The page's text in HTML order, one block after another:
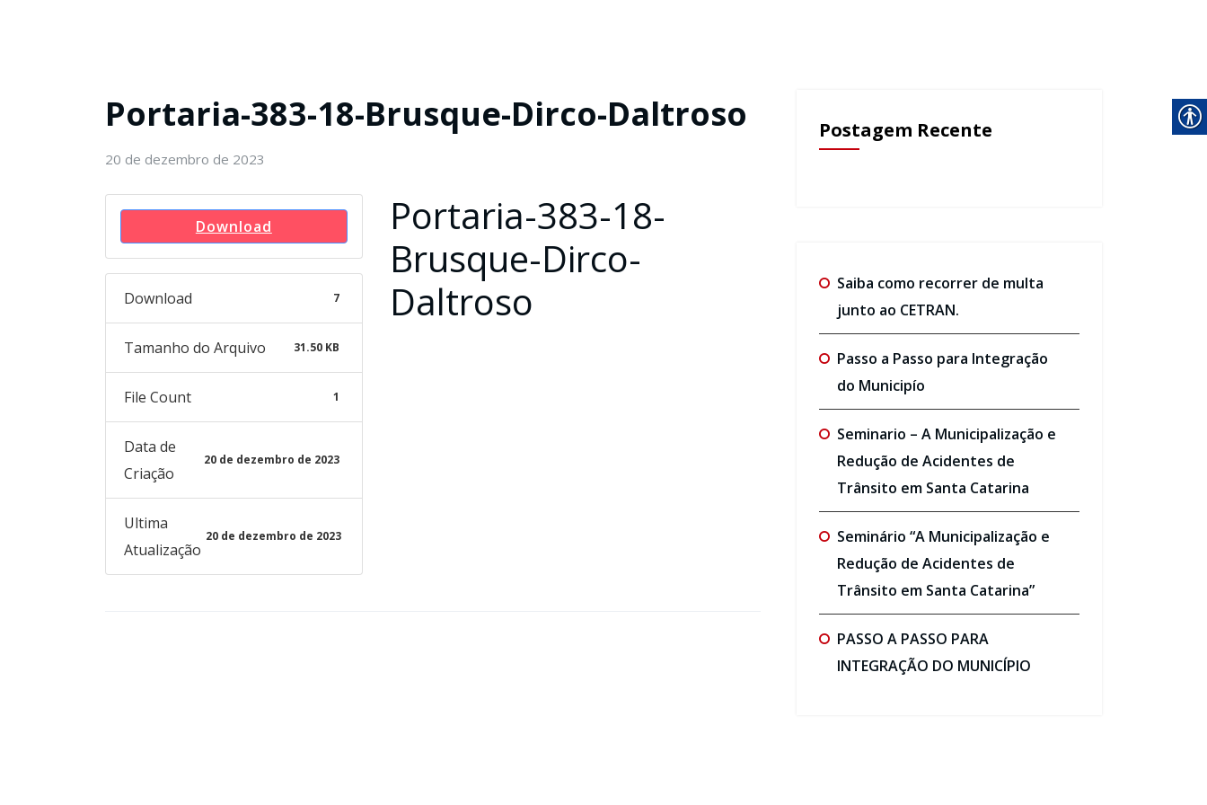
Portaria-383-18-Brusque-Dirco-Daltroso
20 de dezembro de 2023
Download
Download 7
Tamanho do Arquivo 31.50 KB
File Count 1
Data de
Criação
20 de dezembro de 2023
Ultima
Atualização
20 de dezembro de 2023
Portaria-383-18-
Brusque-Dirco-
Daltroso
Postagem Recente
Saiba como recorrer de multa
junto ao CETRAN.
Passo a Passo para Integração
do Municipío
Seminario – A Municipalização e
Redução de Acidentes de
Trânsito em Santa Catarina
Seminário “A Municipalização e
Redução de Acidentes de
Trânsito em Santa Catarina”
PASSO A PASSO PARA
INTEGRAÇÃO DO MUNICÍPIO